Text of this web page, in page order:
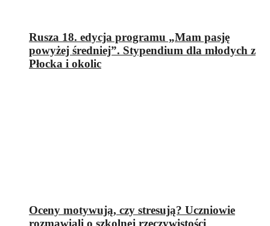
Rusza 18. edycja programu „Mam pasję
powyżej średniej”. Stypendium dla młodych z
Płocka i okolic
Oceny motywują, czy stresują? Uczniowie
rozmawiali o szkolnej rzeczywistości